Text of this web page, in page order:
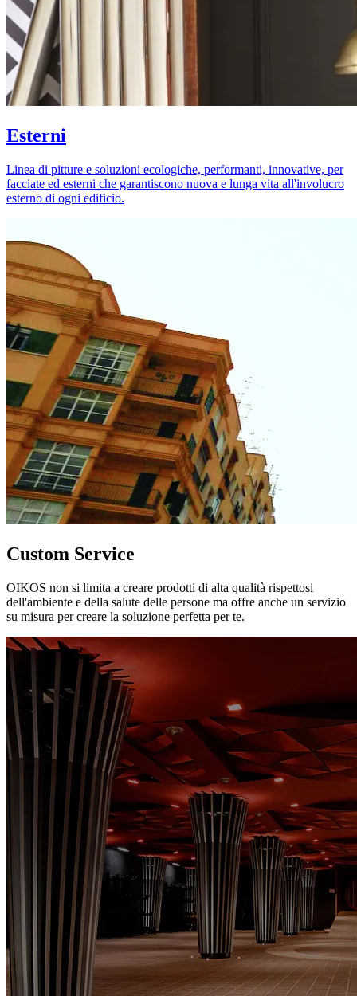
Esterni
Linea di pitture e soluzioni ecologiche, performanti, innovative, per
facciate ed esterni che garantiscono nuova e lunga vita all'involucro
esterno di ogni edificio.
Custom Service
OIKOS non si limita a creare prodotti di alta qualità rispettosi
dell'ambiente e della salute delle persone ma offre anche un servizio
su misura per creare la soluzione perfetta per te.